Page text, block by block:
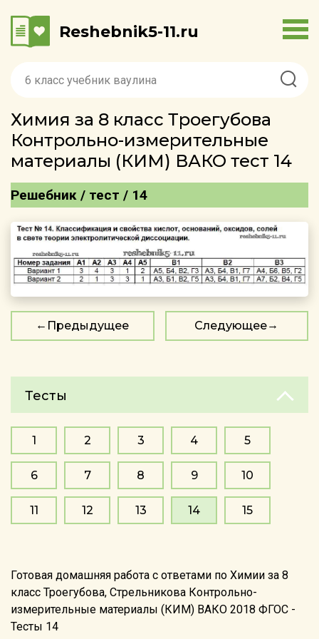
Reshebnik5-11.ru
Химия за 8 класс Троегубова
Контрольно-измерительные
материалы (КИМ) ВАКО тест 14
Решебник / тест / 14
Предыдущее Следующее
Тесты
1 2 3 4 5
6 7 8 9 10
11 12 13 14 15
Готовая домашняя работа с ответами по Химии за 8
класс Троегубова, Стрельникова Контрольно-
измерительные материалы (КИМ) ВАКО 2018 ФГОС -
Тесты 14